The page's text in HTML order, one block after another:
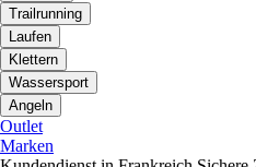
Trailrunning
Laufen
Klettern
Wassersport
Angeln
Outlet
Marken